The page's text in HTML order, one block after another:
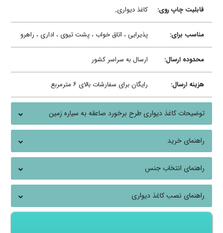
قابلیت چاپ روی: کاغذ دیواری,
مناسب برای: پذیرایی ، اتاق خواب ، پشت تیوی ، اداری ، راهرو
محدوده ارسال: ارسال به سراسر کشور
هزینه ارسال: رایگان برای سفارشات بالای ۶ مترمربع
توضیحات کاغذ دیواری طرح برخورد صاعقه به سیاره زمین
راهنمای خرید
راهنمای انتخاب جنس
راهنمای نصب کاغذ دیواری